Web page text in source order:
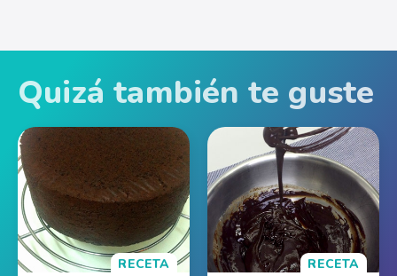
Quizá también te guste
RECETA RECETA